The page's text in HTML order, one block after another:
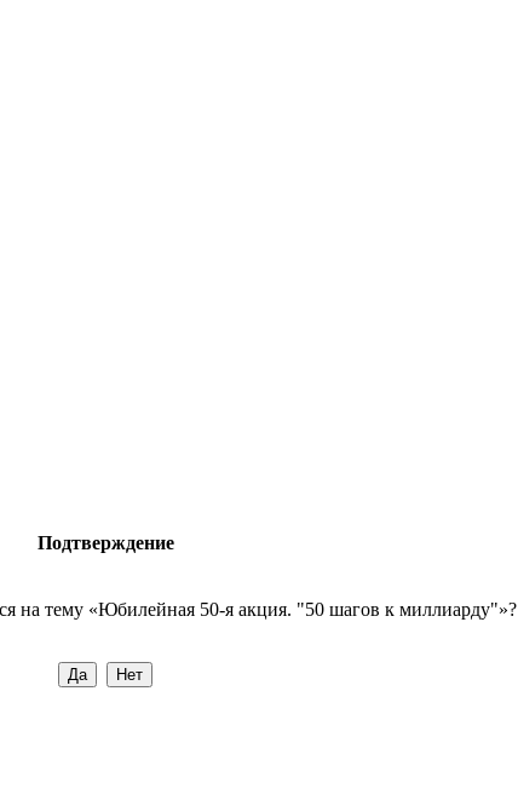
Подтверждение
на тему «Юбилейная 50-я акция. "50 шагов к миллиарду"»?